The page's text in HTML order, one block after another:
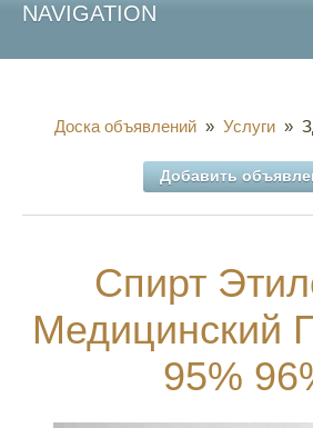
NAVIGATION
Доска объявлений » Услуги »
Добавить
Спирт
Медицинский
95%